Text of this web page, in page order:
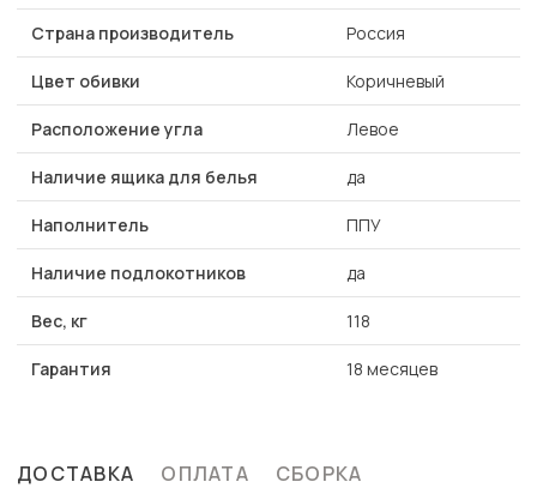
Страна производитель Россия
Цвет обивки Коричневый
Расположение угла Левое
Наличие ящика для белья да
Наполнитель ППУ
Наличие подлокотников да
Вес, кг 118
Гарантия 18 месяцев
ДОСТАВКА ОПЛАТА СБОРКА